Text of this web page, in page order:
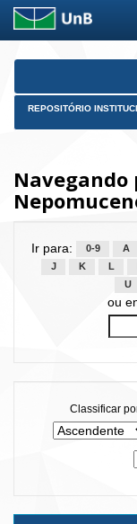
Skip
REPOSITÓRIO
Ir para: 0-9 A
J
K L
U
ou
Classificar